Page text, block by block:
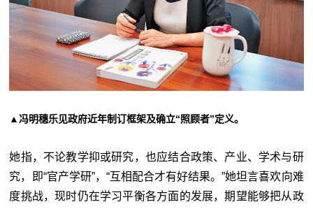
▲冯明穗乐见政府近年制订框架及确立“照顾者”定义。
她指，不论教学抑或研究，也应结合政策、产业、学术与研
究，即“官产学研”，“互相配合才有好结果。”她坦言喜欢向难
度挑战，现时仍在学习平衡各方面的发展，期望能够把从政